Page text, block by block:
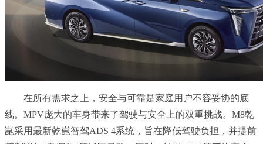
在所有需求之上，安全与可靠是家庭用户不容妥协的底
线。MPV庞大的车身带来了驾驶与安全上的双重挑战。M8乾
崑采用最新乾崑智驾ADS 4系统，旨在降低驾驶负担，并提前